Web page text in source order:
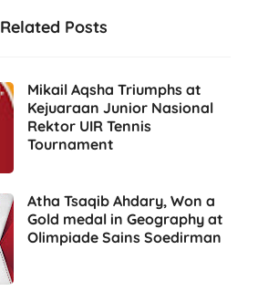
Related Posts
Mikail Aqsha Triumphs at
Kejuaraan Junior Nasional
Rektor UIR Tennis
Tournament
Atha Tsaqib Ahdary, Won a
Gold medal in Geography at
Olimpiade Sains Soedirman